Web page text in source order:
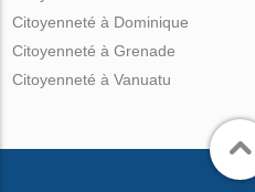
Citoyenneté à Dominique
Citoyenneté à Grenade
Citoyenneté à Vanuatu